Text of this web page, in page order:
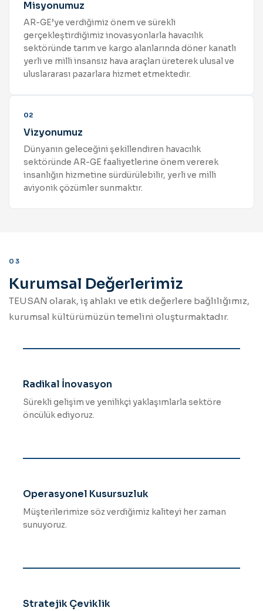
Misyonumuz
AR-GE’ye verdiğimiz önem ve sürekli
gerçekleştirdiğimiz inovasyonlarla havacılık
sektöründe tarım ve kargo alanlarında döner kanatlı
yerli ve milli insansız hava araçları üreterek ulusal ve
uluslararası pazarlara hizmet etmektedir.
02
Vizyonumuz
Dünyanın geleceğini şekillendiren havacılık
sektöründe AR-GE faaliyetlerine önem vererek
insanlığın hizmetine sürdürülebilir, yerli ve milli
aviyonik çözümler sunmaktır.
03
Kurumsal Değerlerimiz
TEUSAN olarak, iş ahlakı ve etik değerlere bağlılığımız,
kurumsal kültürümüzün temelini oluşturmaktadır.
Radikal İnovasyon
Sürekli gelişim ve yenilikçi yaklaşımlarla sektöre
öncülük ediyoruz.
Operasyonel Kusursuzluk
Müşterilerimize söz verdiğimiz kaliteyi her zaman
sunuyoruz.
Stratejik Çeviklik